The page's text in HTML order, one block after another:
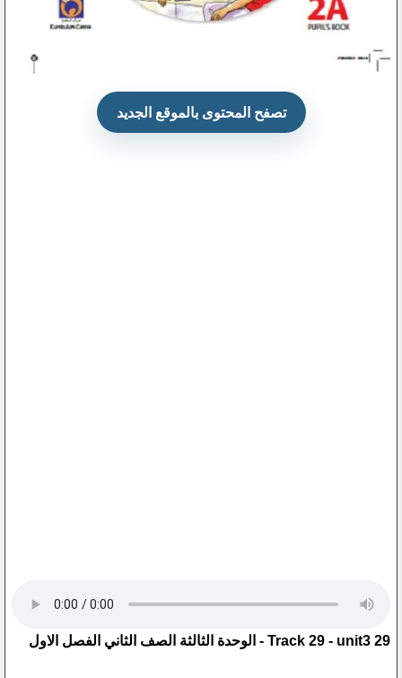
تصفح المحتوى بالموقع الجديد
29 Track 29 - unit3 - الوحدة الثالثة الصف الثاني الفصل الاول